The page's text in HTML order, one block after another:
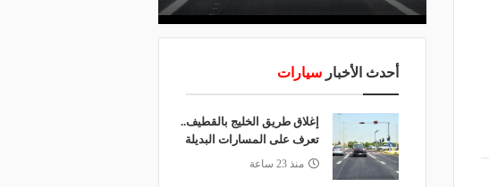
أحدث الأخبار سيارات
إغلاق طريق الخليج بالقطيف..
تعرف على المسارات البديلة
منذ 23 ساعة